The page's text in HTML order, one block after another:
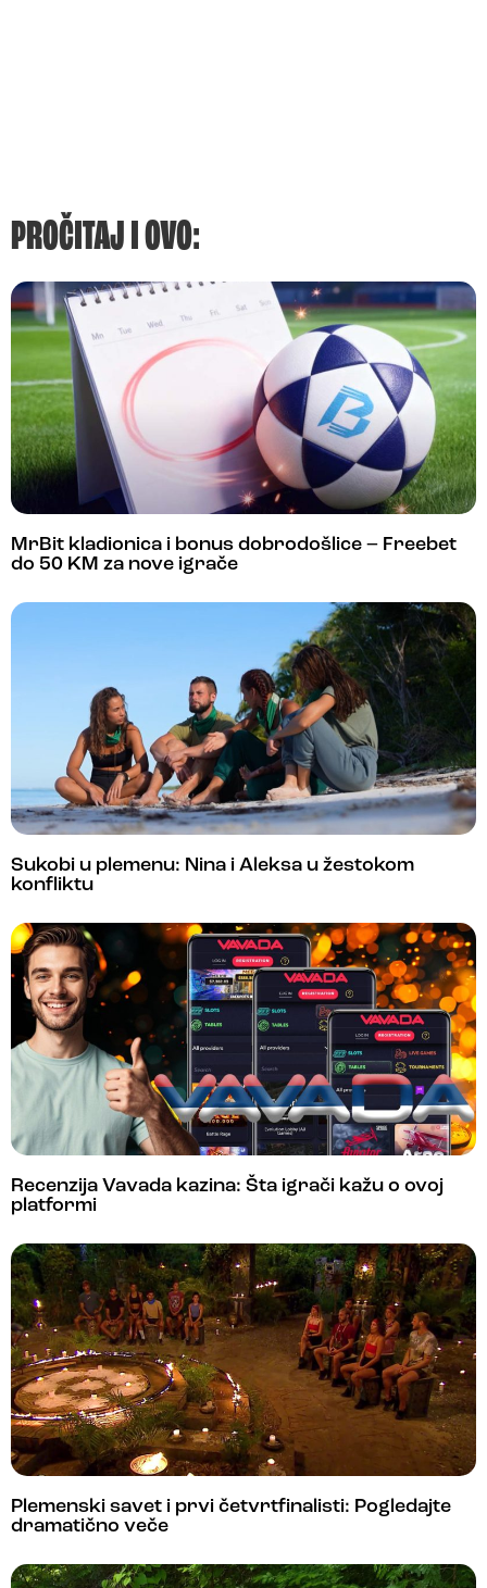
PROČITAJ I OVO:
MrBit kladionica i bonus dobrodošlice – Freebet
do 50 KM za nove igrače
Sukobi u plemenu: Nina i Aleksa u žestokom
konfliktu
Recenzija Vavada kazina: Šta igrači kažu o ovoj
platformi
Plemenski savet i prvi četvrtfinalisti: Pogledajte
dramatično veče